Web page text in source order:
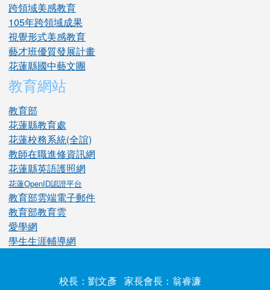
跨領域美感教育
105年跨領域成果
視覺形式美感教育
藝才班優質發展計畫
花蓮縣國中藝文團
教育網站
教育部
花蓮縣教育處
花蓮校務系統(全誼)
教師在職進修資訊網
花蓮縣英語護照網
花蓮OpenID認證平台
教育部雲端電子郵件
教育部教育雲
愛學網
學生生涯輔導網
校長：劉文彥 家長會長：翁睿濂